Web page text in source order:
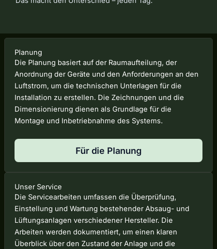
Unser Service
Die Servicearbeiten umfassen die Überprüfung,
Einstellung und Wartung bestehender Absaug- und
Lüftungsanlagen verschiedener Hersteller. Die
Arbeiten werden dokumentiert, um einen klaren
Überblick über den Zustand der Anlage und die
Planung
Die Planung basiert auf der Raumaufteilung, der
Anordnung der Geräte und den Anforderungen an den
Luftstrom, um die technischen Unterlagen für die
Installation zu erstellen. Die Zeichnungen und die
Dimensionierung dienen als Grundlage für die
Montage und Inbetriebnahme des Systems.
Für die Planung